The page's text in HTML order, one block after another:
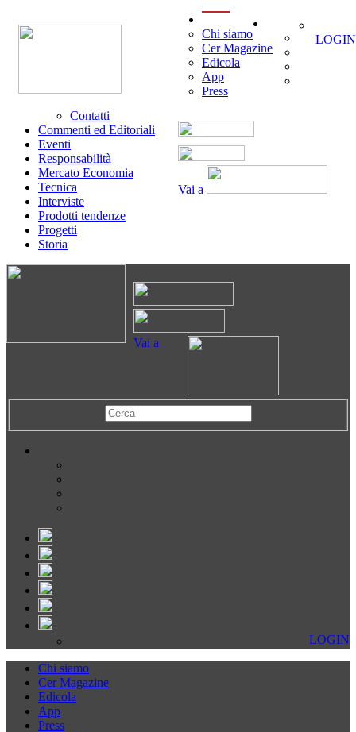
Vai a
Chi siamo
Cer Magazine
Edicola
App
Press
Contatti
Commenti ed Editoriali
Eventi
Responsabilità
Mercato Economia
Tecnica
Interviste
Prodotti tendenze
Progetti
Storia
LOGIN
Vai a
LOGIN
Chi siamo
Cer Magazine
Edicola
App
Press